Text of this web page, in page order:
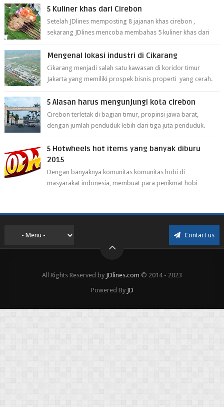
5 Kuliner khas dari Cirebon
Setelah JDlines memposting 8 jajanan khas cirebon ,
sekarang JDlines mencoba membahas 5 kuliner khas dari
Mengenal lokasi industri di Cikarang
Cikarang menjadi salah satu kawasan di koridor timur
Jakarta yang memiliki prospek bisnis properti yang cerah.
5 Alasan harus mengunjungi kota cirebon
Cirebon terletak di bagian timur, propinsi jawa barat,
dengan jumlah penduduk lebih dari tiga juta penduduk.
5 Hotwheels hot items yang banyak diburu
2015
Dengan banyaknya komunitas komunitas hobi di
masyarakat indonesia, membuat para penikmat hobi
Contact us
All Rights Reserved by JDlines.com © 2014 - 2023
Powered By JD